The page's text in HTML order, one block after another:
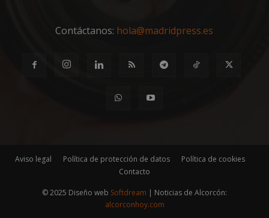
Contáctanos: hola@madridpress.es
Aviso legal Política de protección de datos
Política de cookies
Contacto
© 2025 Diseño web Softdream | Noticias de Alcorcón:
alcorconhoy.com
preferencias
funcionalidad
Cookies estrictamente necesarias
Cookies de rendimiento
Cookies de preferencias
Cookies de funcionalidad